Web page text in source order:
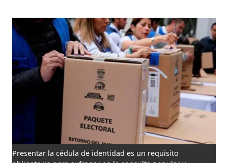
Presentar la cédula de identidad es un requisito